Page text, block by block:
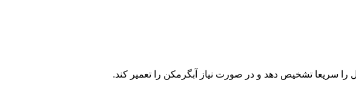
سریعا تشخیص دهد و در صورت نیاز آبگرمکن را تعمیر کند.